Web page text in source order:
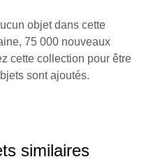
objet dans cette
75 000 nouveaux
cette collection pour être
sont ajoutés.
similaires